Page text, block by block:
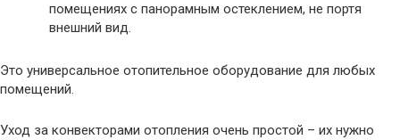
помещениях с панорамным остеклением, не портя
внешний вид.
Это универсальное отопительное оборудование для любых
помещений.
Уход за конвекторами отопления очень простой – их нужно